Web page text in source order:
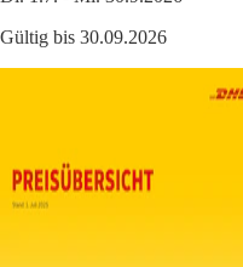
Gültig bis 30.09.2026